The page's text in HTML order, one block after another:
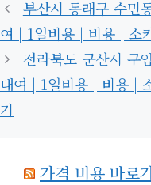
부산시 동래구 수민
여 | 1일비용 | 비용 | 소
전라북도 군산시 구
대여 | 1일비용 | 비용 |
기
가격 비용 바로